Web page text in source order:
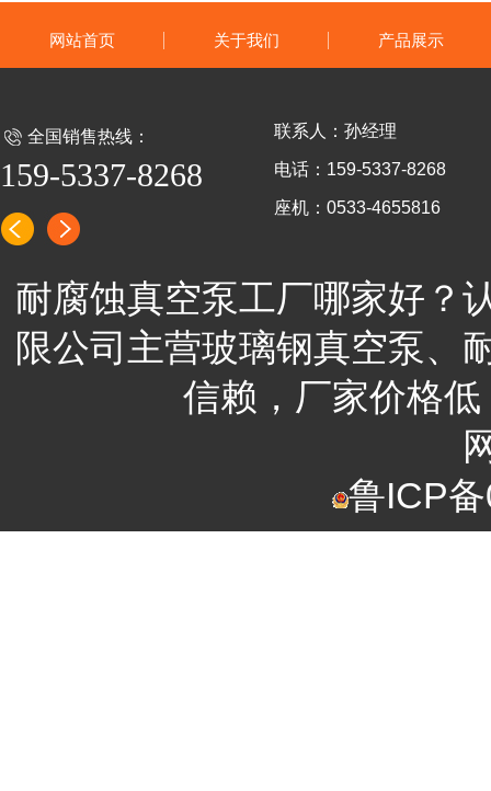
网站首页 关于我们 产品展示
全国销售热线：
159-5337-8268
联系人：孙经理
电话：159-5337-8268
座机：0533-4655816
耐腐蚀真空泵工厂哪家好？
限公司 主营玻璃钢真空泵、
信赖， 厂家价格
鲁ICP